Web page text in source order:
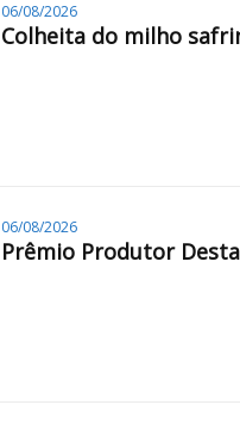
06/08/2026
Colheita do milho
06/08/2026
Prêmio Produtor